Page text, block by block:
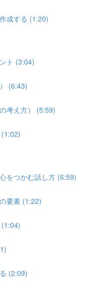
成する (1:20)
ト (3:04)
(6:43)
考え方） (5:59)
(1:02)
をつかむ話し方 (6:59)
要素 (1:22)
(2:09)